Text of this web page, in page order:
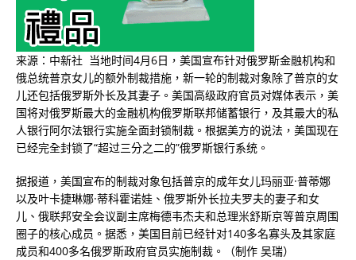
来源：中新社 当地时间4月6日，美国宣布针对俄罗斯金融机构和
俄总统普京女儿的额外制裁措施，新一轮的制裁对象除了普京的女
儿还包括俄罗斯外长及其妻子。美国高级政府官员对媒体表示，美
国将对俄罗斯最大的金融机构俄罗斯联邦储蓄银行，及其最大的私
人银行阿尔法银行实施全面封锁制裁。根据美方的说法，美国现在
已经完全封锁了“超过三分之二的”俄罗斯银行系统。
据报道，美国宣布的制裁对象包括普京的成年女儿玛丽亚·普蒂娜
以及叶卡捷琳娜·蒂科霍诺娃、俄罗斯外长拉夫罗夫的妻子和女
儿、俄联邦安全会议副主席梅德韦杰夫和总理米舒斯京等普京周围
圈子的核心成员。据悉，美国目前已经针对140多名寡头及其家庭
成员和400多名俄罗斯政府官员实施制裁。（制作 吴瑞）